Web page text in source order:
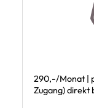
290,-/Monat |
Zugang) direkt